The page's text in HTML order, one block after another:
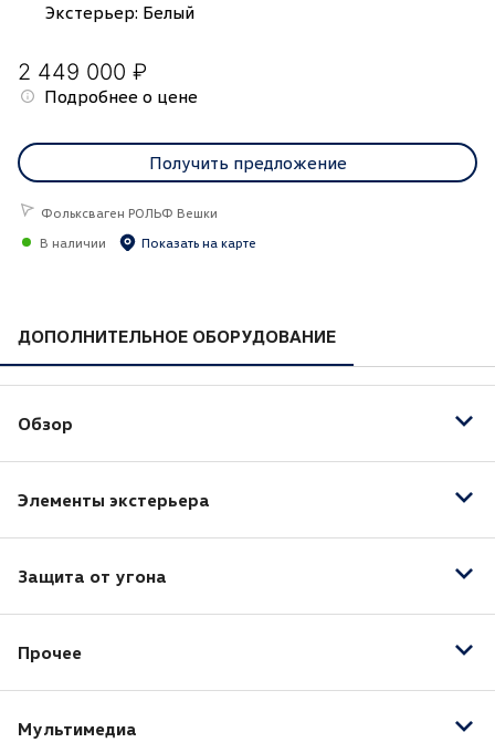
ДОПОЛНИТЕЛЬНОЕ ОБОРУДОВАНИЕ
Обзор
Датчик дождя
Датчик света
Противотуманные фары
Элементы экстерьера
Рейлинги на крыше
Защита от угона
Прочее
Мультимедиа
Экстерьер: Белый
2 449 000 ₽
Подробнее о цене
Получить предложение
Фольксваген РОЛЬФ Вешки
В наличии
Показать на карте